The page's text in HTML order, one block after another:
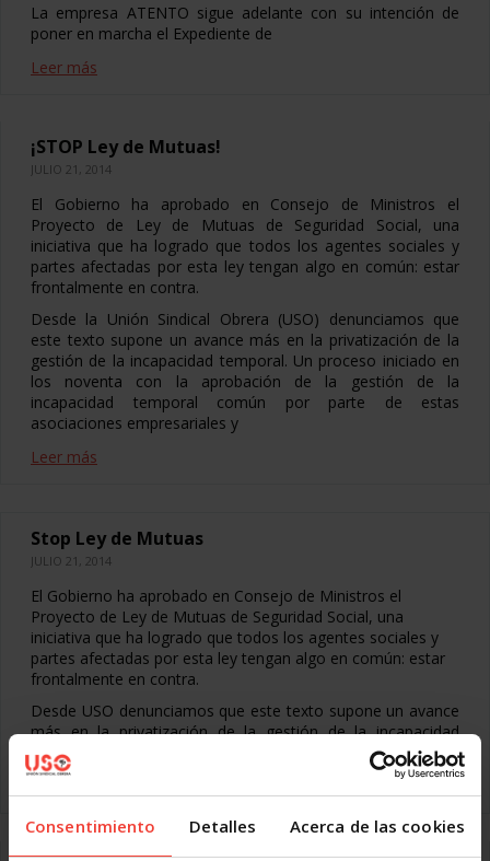
Consentimiento Detalles Acerca de las cookies
La empresa ATENTO sigue adelante con su intención de
poner en marcha el Expediente de
Leer más
¡STOP Ley de Mutuas!
JULIO 21, 2014
El Gobierno ha aprobado en Consejo de Ministros el
Proyecto de Ley de Mutuas de Seguridad Social, una
iniciativa que ha logrado que todos los agentes sociales y
partes afectadas por esta ley tengan algo en común: estar
frontalmente en contra.
Desde la Unión Sindical Obrera (USO) denunciamos que
este texto supone un avance más en la privatización de la
gestión de la incapacidad temporal. Un proceso iniciado en
los noventa con la aprobación de la gestión de la
incapacidad temporal común por parte de estas
asociaciones empresariales y
Leer más
Stop Ley de Mutuas
JULIO 21, 2014
El Gobierno ha aprobado en Consejo de Ministros el
Proyecto de Ley de Mutuas de Seguridad Social, una
iniciativa que ha logrado que todos los agentes sociales y
partes afectadas por esta ley tengan algo en común: estar
frontalmente en contra.
Desde USO denunciamos que este texto supone un avance
más en la privatización de la gestión de la incapacidad
temporal. Un proceso